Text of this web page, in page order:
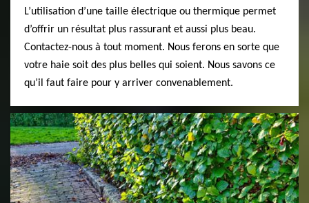
L’utilisation d’une taille électrique ou thermique permet
d’offrir un résultat plus rassurant et aussi plus beau.
Contactez-nous à tout moment. Nous ferons en sorte que
votre haie soit des plus belles qui soient. Nous savons ce
qu’il faut faire pour y arriver convenablement.